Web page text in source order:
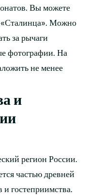
Вы можете
«Сталинца». Можно
за рычаги
фотографии. На
не менее
и
регион России.
частью древней
и гостеприимства.